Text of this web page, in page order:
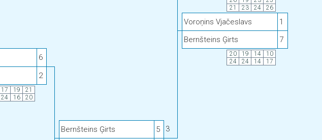
21
23 24 26
Voroņins Vjačeslavs
1
Bernšteins Ģirts
7
6 20 19 14
10
24
24 14 17
2
17 19
21
24 16 20
Bernšteins Ģirts
5
3